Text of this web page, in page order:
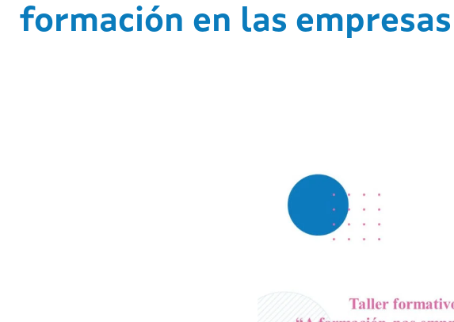
formación en las